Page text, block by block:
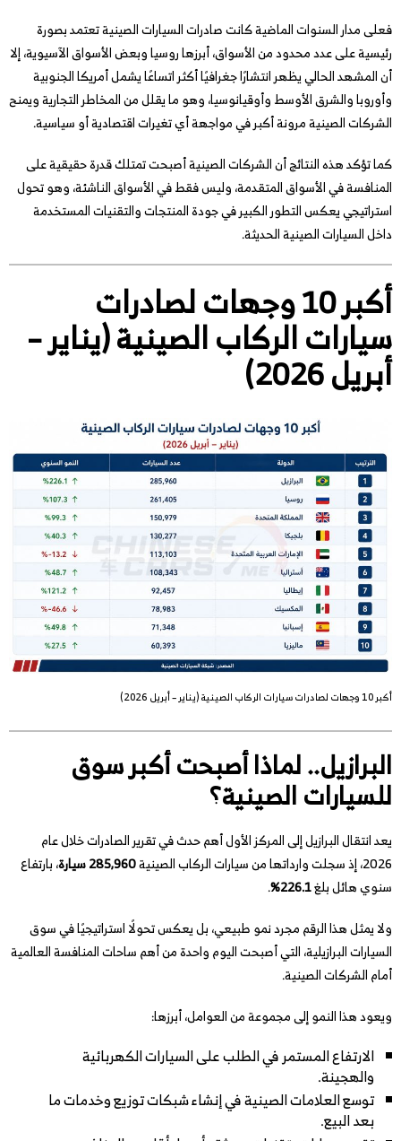
فعلى مدار السنوات الماضية كانت صادرات السيارات الصينية تعتمد بصورة
رئيسية على عدد محدود من الأسواق، أبرزها روسيا وبعض الأسواق الآسيوية، إلا
أن المشهد الحالي يظهر انتشارًا جغرافيًا أكثر اتساعًا يشمل أمريكا الجنوبية
وأوروبا والشرق الأوسط وأوقيانوسيا، وهو ما يقلل من المخاطر التجارية ويمنح
الشركات الصينية مرونة أكبر في مواجهة أي تغيرات اقتصادية أو سياسية.
كما تؤكد هذه النتائج أن الشركات الصينية أصبحت تمتلك قدرة حقيقية على
المنافسة في الأسواق المتقدمة، وليس فقط في الأسواق الناشئة، وهو تحول
استراتيجي يعكس التطور الكبير في جودة المنتجات والتقنيات المستخدمة
داخل السيارات الصينية الحديثة.
أكبر 10 وجهات لصادرات
سيارات الركاب الصينية (يناير –
أبريل 2026)
أكبر 10 وجهات لصادرات سيارات الركاب الصينية (يناير – أبريل 2026)
البرازيل.. لماذا أصبحت أكبر سوق
للسيارات الصينية؟
يعد انتقال البرازيل إلى المركز الأول أهم حدث في تقرير الصادرات خلال عام
2026، إذ سجلت وارداتها من سيارات الركاب الصينية
285,960 سيارة
، بارتفاع
سنوي هائل بلغ226.1%
.
ولا يمثل هذا الرقم مجرد نمو طبيعي، بل يعكس تحولًا استراتيجيًا في سوق
السيارات البرازيلية، التي أصبحت اليوم واحدة من أهم ساحات المنافسة العالمية
أمام الشركات الصينية.
ويعود هذا النمو إلى مجموعة من العوامل، أبرزها:
الارتفاع المستمر في الطلب على السيارات الكهربائية
والهجينة.
توسع العلامات الصينية في إنشاء شبكات توزيع وخدمات ما
بعد البيع.